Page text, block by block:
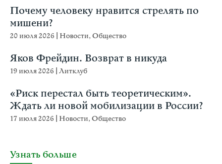
Почему человеку нравится стрелять по
мишени?
20 июля 2026 Новости,Общество
Яков Фрейдин. Возврат в никуда
19 июля 2026 Литклуб
«Риск перестал быть теоретическим».
Ждать ли новой мобилизации в России?
17 июля 2026 Новости,Общество
Узнать больше